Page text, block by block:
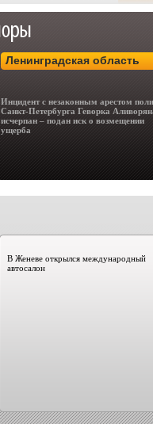
Ленинградская область
Инцидент с незаконным арестом
Санкт-Петербурга Геворка
исчерпан – подан иск о возмещении
ущерба
В Женеве открылся международный
автосалон